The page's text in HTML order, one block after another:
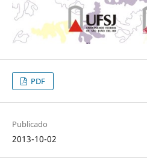
PDF
Publicado
2013-10-02